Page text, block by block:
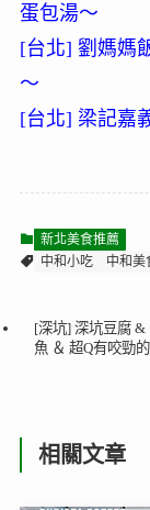
蛋包湯～
[台北] 劉媽媽
～
[台北] 梁記嘉
新北美食推薦
中和小吃
中和美
[深坑] 深坑豆腐 &
魚 ＆ 超Q有咬勁
相關文章